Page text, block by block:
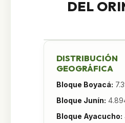
DEL
DISTRIBUCIÓN
GEOGRÁFICA
Bloque Boyacá:
Bloque Junín:
Bloque Ayacucho: